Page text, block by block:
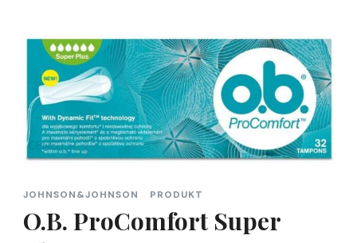
JOHNSON&JOHNSON PRODUKT
O.B. ProComfort Super